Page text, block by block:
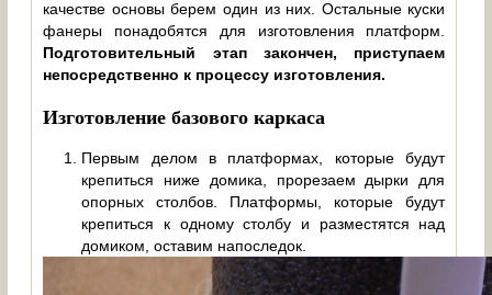
качестве основы берем один из них. Остальные куски
фанеры понадобятся для изготовления платформ.
Подготовительный этап закончен, приступаем
непосредственно к процессу изготовления.
Изготовление базового каркаса
Первым делом в платформах, которые будут
крепиться ниже домика, прорезаем дырки для
опорных столбов. Платформы, которые будут
крепиться к одному столбу и разместятся над
домиком, оставим напоследок.